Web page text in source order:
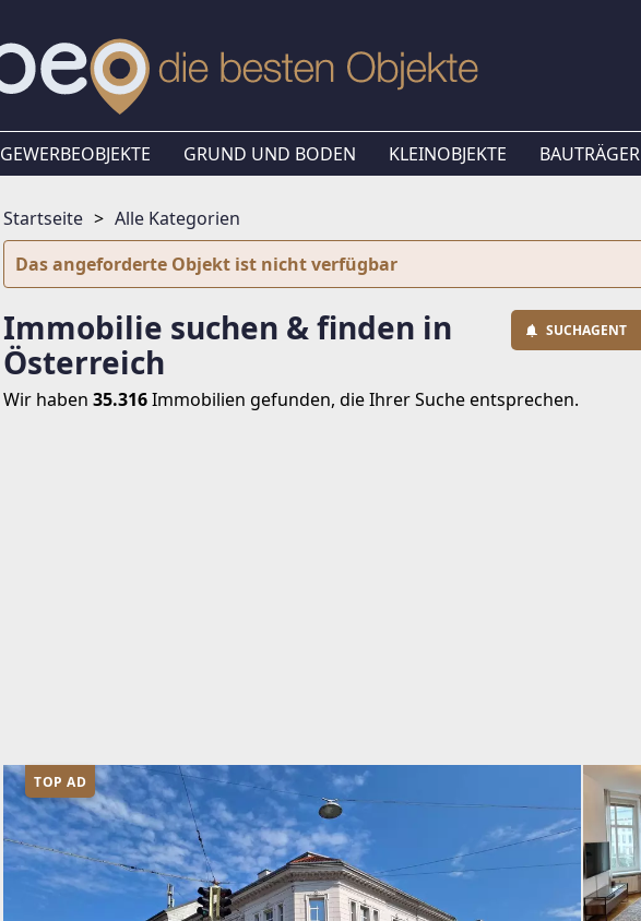
GEWERBEOBJEKTE GRUND UND BODEN KLEINOBJEKTE BAUTRÄGER
Startseite
Alle Kategorien
Das angeforderte Objekt ist nicht verfügbar
Immobilie suchen & finden in
Österreich
SUCHAGENT
Wir haben 35.316Immobilien gefunden, die Ihrer Suche entsprechen.
TOP AD